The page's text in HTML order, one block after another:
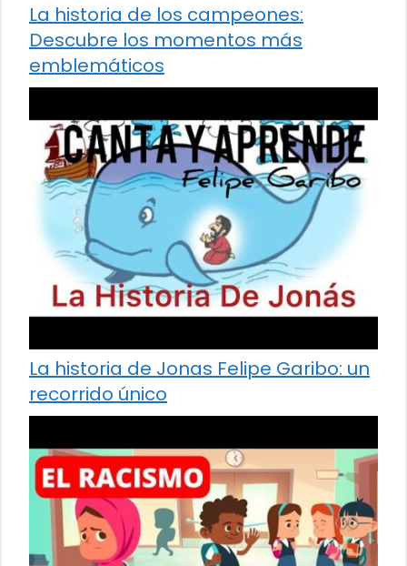
La historia de los campeones:
Descubre los momentos más
emblemáticos
La historia de Jonas Felipe Garibo: un
recorrido único